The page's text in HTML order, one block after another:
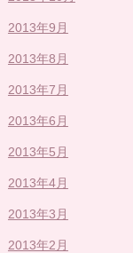
2013年9月
2013年8月
2013年7月
2013年6月
2013年5月
2013年4月
2013年3月
2013年2月